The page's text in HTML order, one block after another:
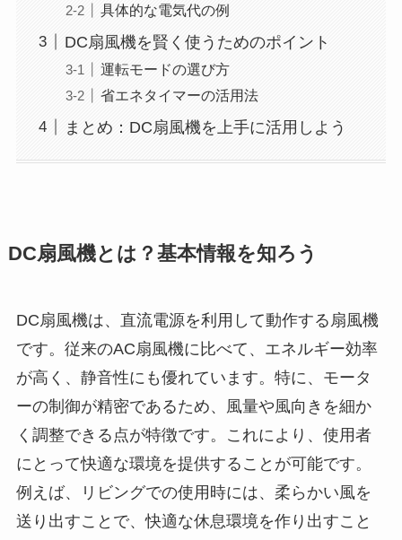
具体的な電気代の例
DC扇風機を賢く使うためのポイント
運転モードの選び方
省エネタイマーの活用法
まとめ：DC扇風機を上手に活用しよう
DC扇風機とは？基本情報を知ろう
DC扇風機は、直流電源を利用して動作する扇風機
です。従来のAC扇風機に比べて、エネルギー効率
が高く、静音性にも優れています。特に、モータ
ーの制御が精密であるため、風量や風向きを細か
く調整できる点が特徴です。これにより、使用者
にとって快適な環境を提供することが可能です。
例えば、リビングでの使用時には、柔らかい風を
送り出すことで、快適な休息環境を作り出すこと